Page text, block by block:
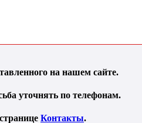
на нашем сайте.
уточнять по телефонам.
Контакты.